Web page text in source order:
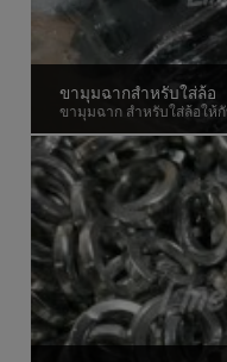
ขามุมฉากสำหรับใส่ล้อ
ขามุมฉาก สำหรับใส่ล้อให้